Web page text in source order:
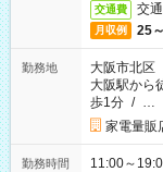
交通費 交
月収例 25
勤務地
大阪市北区
大阪駅から
歩1分 / …
家電量
勤務時間 11:00～